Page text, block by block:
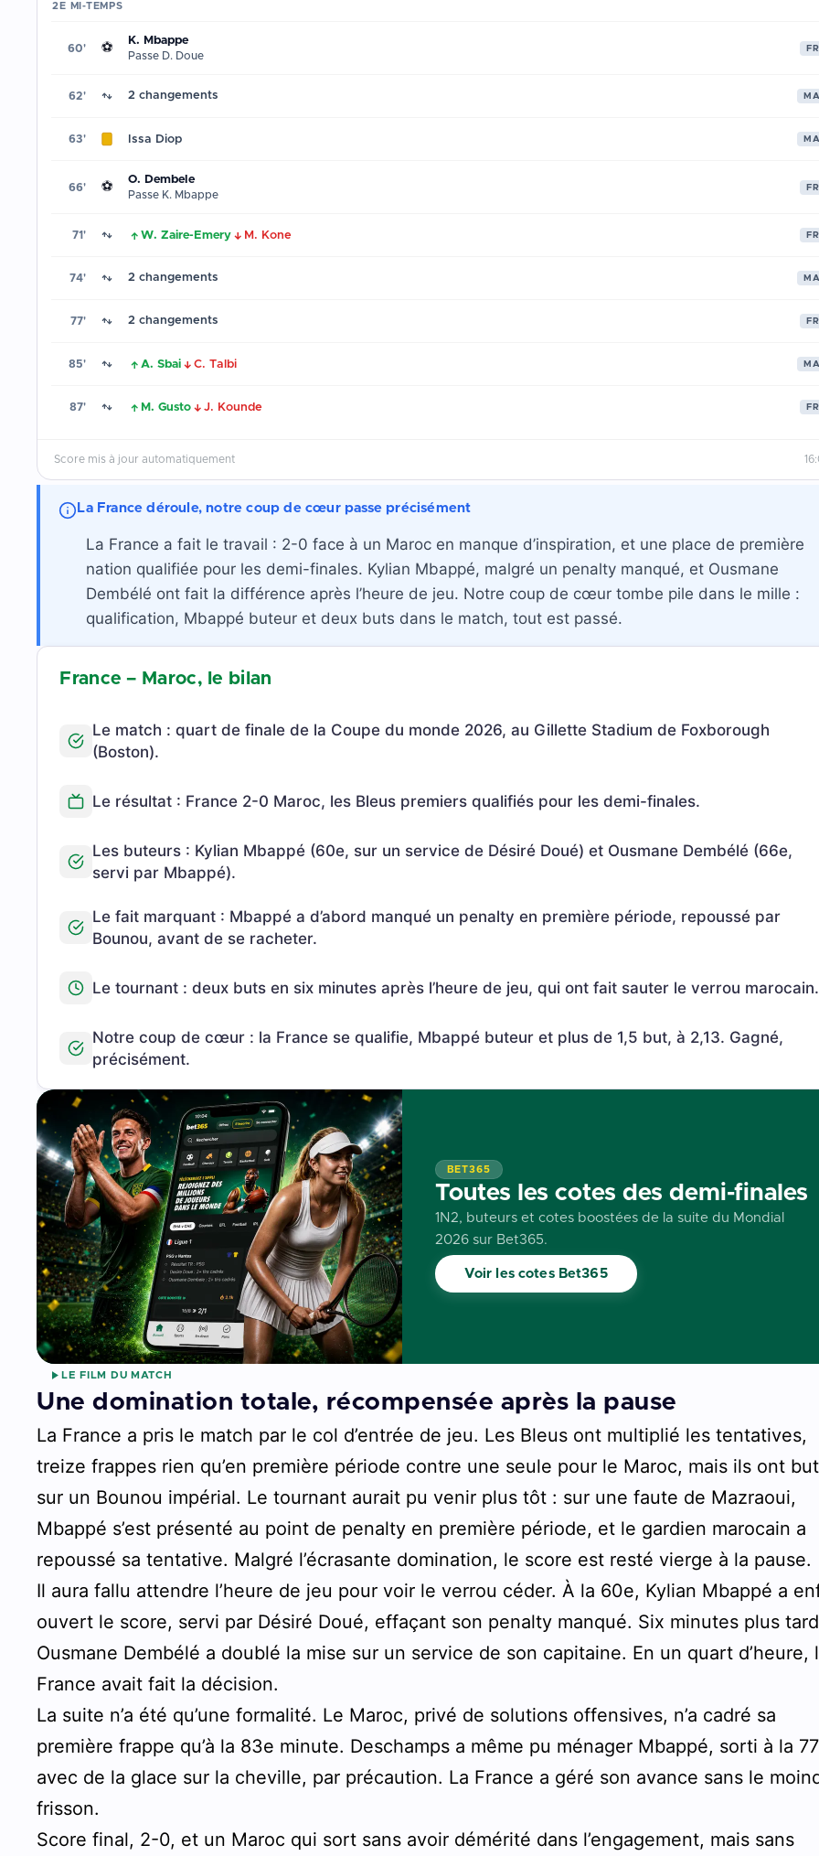
2E MI-TEMPS
60' ⚽
K. Mbappe
Passe D. Doue
62' 2 changements
63' Issa Diop
66' ⚽
O. Dembele
Passe K. Mbappe
71' ↑ W. Zaire-Emery ↓ M. Kone
74' 2 changements
77' 2 changements
85' ↑ A. Sbai ↓ C. Talbi
87' ↑ M. Gusto ↓ J. Kounde
Score mis à jour automatiquement
La France déroule, notre coup de cœur passe précisément
La France a fait le travail : 2-0 face à un Maroc en manque d’inspiration, et une place de première
nation qualifiée pour les demi-finales. Kylian Mbappé, malgré un penalty manqué, et Ousmane
Dembélé ont fait la différence après l’heure de jeu. Notre coup de cœur tombe pile dans le mille :
qualification, Mbappé buteur et deux buts dans le match, tout est passé.
France – Maroc, le bilan
Le match : quart de finale de la Coupe du monde 2026, au Gillette Stadium de Foxborough
(Boston).
Le résultat : France 2-0 Maroc, les Bleus premiers qualifiés pour les demi-finales.
Les buteurs : Kylian Mbappé (60e, sur un service de Désiré Doué) et Ousmane Dembélé (66e,
servi par Mbappé).
Le fait marquant : Mbappé a d’abord manqué un penalty en première période, repoussé par
Bounou, avant de se racheter.
Le tournant : deux buts en six minutes après l’heure de jeu, qui ont fait sauter le verrou marocain.
Notre coup de cœur : la France se qualifie, Mbappé buteur et plus de 1,5 but, à 2,13. Gagné,
précisément.
BET365
Toutes les cotes des demi-finales
1N2, buteurs et cotes boostées de la suite du Mondial
2026 sur Bet365.
Voir les cotes Bet365
LE FILM DU MATCH
Une domination totale, récompensée après la pause
La France a pris le match par le col d’entrée de jeu. Les Bleus ont multiplié les tentatives,
treize frappes rien qu’en première période contre une seule pour le Maroc, mais ils ont
sur un Bounou impérial. Le tournant aurait pu venir plus tôt : sur une faute de Mazraoui,
Mbappé s’est présenté au point de penalty en première période, et le gardien marocain a
repoussé sa tentative. Malgré l’écrasante domination, le score est resté vierge à la pause.
Il aura fallu attendre l’heure de jeu pour voir le verrou céder. À la 60e, Kylian Mbappé a
ouvert le score, servi par Désiré Doué, effaçant son penalty manqué. Six minutes plus
Ousmane Dembélé a doublé la mise sur un service de son capitaine. En un quart d’heure,
France avait fait la décision.
La suite n’a été qu’une formalité. Le Maroc, privé de solutions offensives, n’a cadré sa
première frappe qu’à la 83e minute. Deschamps a même pu ménager Mbappé, sorti à la
avec de la glace sur la cheville, par précaution. La France a géré son avance sans le
frisson.
Score final, 2-0, et un Maroc qui sort sans avoir démérité dans l’engagement, mais sans